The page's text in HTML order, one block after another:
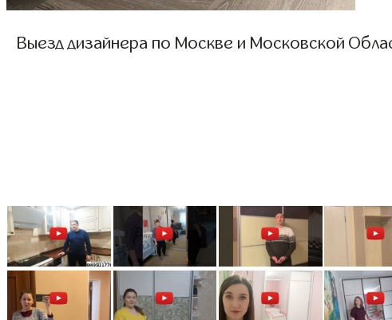
Выезд дизайнера по Москве и Московской